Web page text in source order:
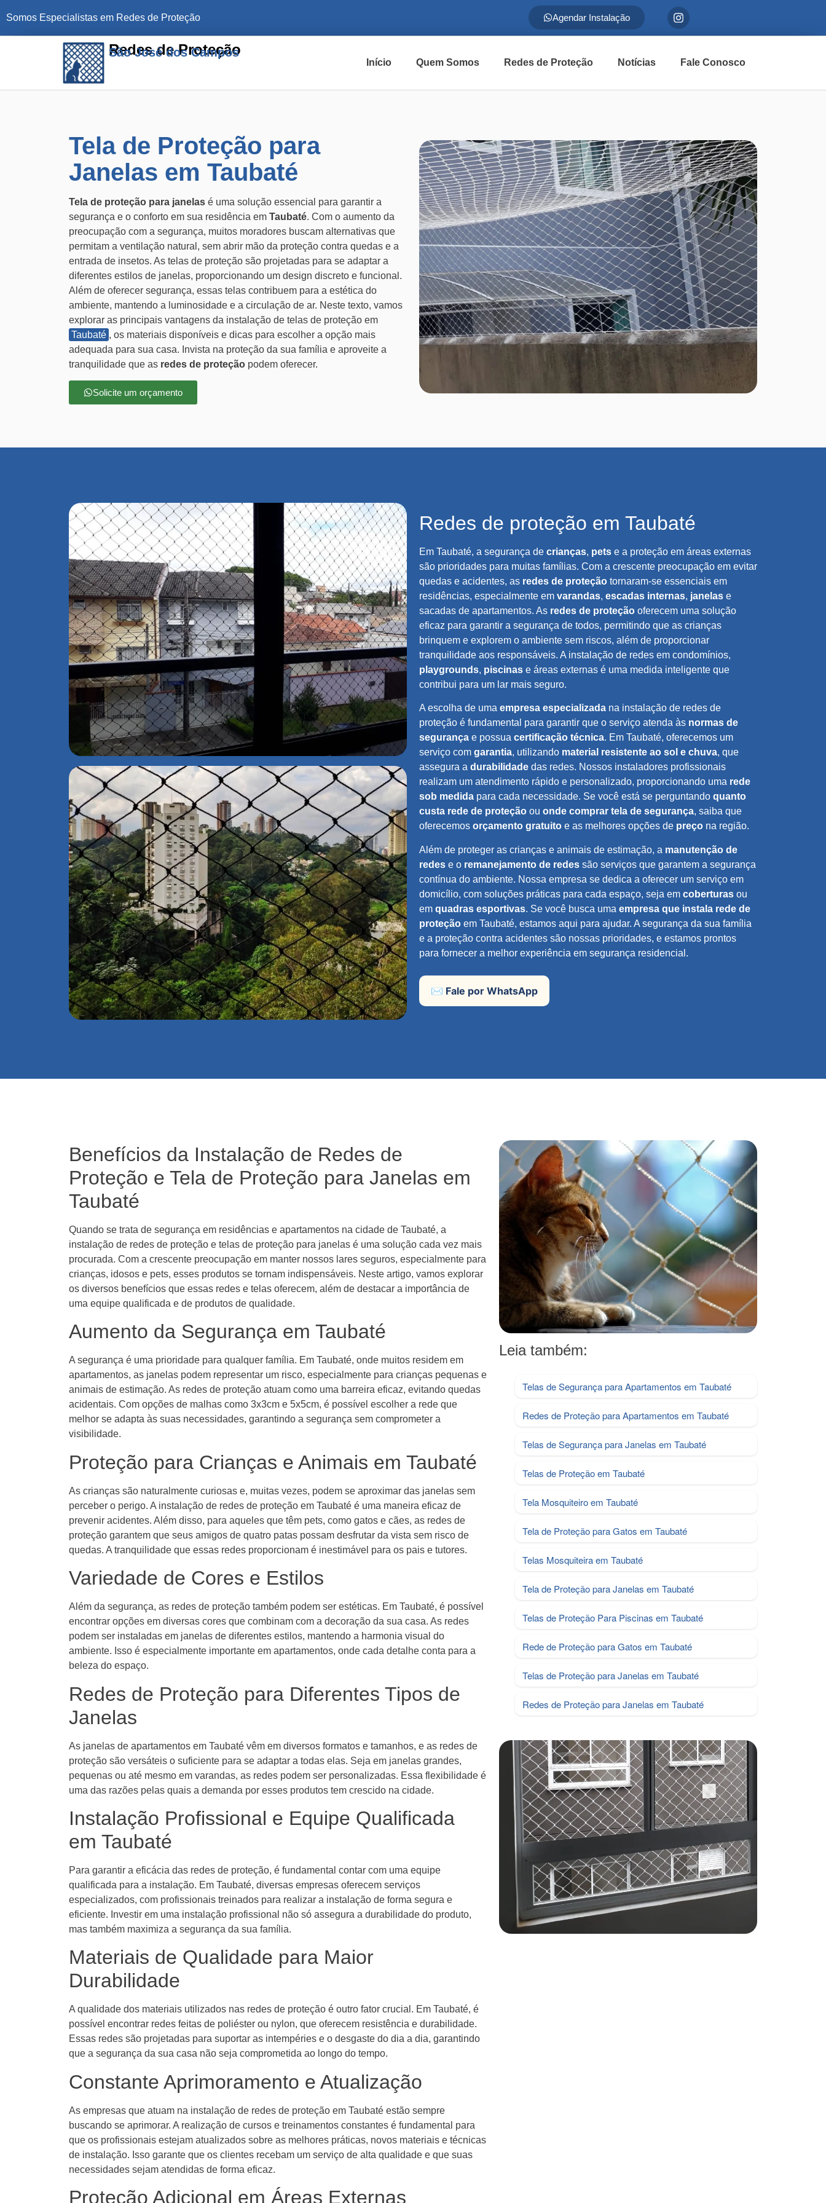
Somos Especialistas em Redes de Proteção Agendar Instalação
Redes de Proteção
São José dos Campos
Início Quem Somos Redes de Proteção Notícias Fale Conosco
Tela de Proteção para
Janelas em Taubaté
Tela de proteção para janelas é uma solução essencial para garantir a
segurança e o conforto em sua residência em Taubaté. Com o aumento da
preocupação com a segurança, muitos moradores buscam alternativas que
permitam a ventilação natural, sem abrir mão da proteção contra quedas e a
entrada de insetos. As telas de proteção são projetadas para se adaptar a
diferentes estilos de janelas, proporcionando um design discreto e funcional.
Além de oferecer segurança, essas telas contribuem para a estética do
ambiente, mantendo a luminosidade e a circulação de ar. Neste texto, vamos
explorar as principais vantagens da instalação de telas de proteção em
Taubaté , os materiais disponíveis e dicas para escolher a opção mais
adequada para sua casa. Invista na proteção da sua família e aproveite a
tranquilidade que as redes de proteção podem oferecer.
Solicite um orçamento
Redes de proteção em Taubaté
Em Taubaté, a segurança de crianças, pets e a proteção em áreas externas
são prioridades para muitas famílias. Com a crescente preocupação em evitar
quedas e acidentes, as redes de proteção tornaram-se essenciais em
residências, especialmente em varandas, escadas internas, janelas e
sacadas de apartamentos. As redes de proteção oferecem uma solução
eficaz para garantir a segurança de todos, permitindo que as crianças
brinquem e explorem o ambiente sem riscos, além de proporcionar
tranquilidade aos responsáveis. A instalação de redes em condomínios,
playgrounds, piscinas e áreas externas é uma medida inteligente que
contribui para um lar mais seguro.
A escolha de uma empresa especializada na instalação de redes de
proteção é fundamental para garantir que o serviço atenda às normas de
segurança e possua certificação técnica. Em Taubaté, oferecemos um
serviço com garantia, utilizando material resistente ao sol e chuva, que
assegura a durabilidade das redes. Nossos instaladores profissionais
realizam um atendimento rápido e personalizado, proporcionando uma rede
sob medida para cada necessidade. Se você está se perguntando quanto
custa rede de proteção ou onde comprar tela de segurança, saiba que
oferecemos orçamento gratuito e as melhores opções de preço na região.
Além de proteger as crianças e animais de estimação, a manutenção de
redes e o remanejamento de redes são serviços que garantem a segurança
contínua do ambiente. Nossa empresa se dedica a oferecer um serviço em
domicílio, com soluções práticas para cada espaço, seja em coberturas ou
em quadras esportivas. Se você busca uma empresa que instala rede de
proteção em Taubaté, estamos aqui para ajudar. A segurança da sua família
e a proteção contra acidentes são nossas prioridades, e estamos prontos
para fornecer a melhor experiência em segurança residencial.
✉️ Fale por WhatsApp
Benefícios da Instalação de Redes de
Proteção e Tela de Proteção para Janelas em
Taubaté
Quando se trata de segurança em residências e apartamentos na cidade de Taubaté, a
instalação de redes de proteção e telas de proteção para janelas é uma solução cada vez mais
procurada. Com a crescente preocupação em manter nossos lares seguros, especialmente para
crianças, idosos e pets, esses produtos se tornam indispensáveis. Neste artigo, vamos explorar
os diversos benefícios que essas redes e telas oferecem, além de destacar a importância de
uma equipe qualificada e de produtos de qualidade.
Aumento da Segurança em Taubaté
A segurança é uma prioridade para qualquer família. Em Taubaté, onde muitos residem em
apartamentos, as janelas podem representar um risco, especialmente para crianças pequenas e
animais de estimação. As redes de proteção atuam como uma barreira eficaz, evitando quedas
acidentais. Com opções de malhas como 3x3cm e 5x5cm, é possível escolher a rede que
melhor se adapta às suas necessidades, garantindo a segurança sem comprometer a
visibilidade.
Proteção para Crianças e Animais em Taubaté
As crianças são naturalmente curiosas e, muitas vezes, podem se aproximar das janelas sem
perceber o perigo. A instalação de redes de proteção em Taubaté é uma maneira eficaz de
prevenir acidentes. Além disso, para aqueles que têm pets, como gatos e cães, as redes de
proteção garantem que seus amigos de quatro patas possam desfrutar da vista sem risco de
quedas. A tranquilidade que essas redes proporcionam é inestimável para os pais e tutores.
Variedade de Cores e Estilos
Além da segurança, as redes de proteção também podem ser estéticas. Em Taubaté, é possível
encontrar opções em diversas cores que combinam com a decoração da sua casa. As redes
podem ser instaladas em janelas de diferentes estilos, mantendo a harmonia visual do
ambiente. Isso é especialmente importante em apartamentos, onde cada detalhe conta para a
beleza do espaço.
Redes de Proteção para Diferentes Tipos de
Janelas
As janelas de apartamentos em Taubaté vêm em diversos formatos e tamanhos, e as redes de
proteção são versáteis o suficiente para se adaptar a todas elas. Seja em janelas grandes,
pequenas ou até mesmo em varandas, as redes podem ser personalizadas. Essa flexibilidade é
uma das razões pelas quais a demanda por esses produtos tem crescido na cidade.
Instalação Profissional e Equipe Qualificada
em Taubaté
Para garantir a eficácia das redes de proteção, é fundamental contar com uma equipe
qualificada para a instalação. Em Taubaté, diversas empresas oferecem serviços
especializados, com profissionais treinados para realizar a instalação de forma segura e
eficiente. Investir em uma instalação profissional não só assegura a durabilidade do produto,
mas também maximiza a segurança da sua família.
Materiais de Qualidade para Maior
Durabilidade
A qualidade dos materiais utilizados nas redes de proteção é outro fator crucial. Em Taubaté, é
possível encontrar redes feitas de poliéster ou nylon, que oferecem resistência e durabilidade.
Essas redes são projetadas para suportar as intempéries e o desgaste do dia a dia, garantindo
que a segurança da sua casa não seja comprometida ao longo do tempo.
Constante Aprimoramento e Atualização
As empresas que atuam na instalação de redes de proteção em Taubaté estão sempre
buscando se aprimorar. A realização de cursos e treinamentos constantes é fundamental para
que os profissionais estejam atualizados sobre as melhores práticas, novos materiais e técnicas
de instalação. Isso garante que os clientes recebam um serviço de alta qualidade e que suas
necessidades sejam atendidas de forma eficaz.
Proteção Adicional em Áreas Externas
Leia também:
Telas de Segurança para Apartamentos em Taubaté
Redes de Proteção para Apartamentos em Taubaté
Telas de Segurança para Janelas em Taubaté
Telas de Proteção em Taubaté
Tela Mosquiteiro em Taubaté
Tela de Proteção para Gatos em Taubaté
Telas Mosquiteira em Taubaté
Tela de Proteção para Janelas em Taubaté
Telas de Proteção Para Piscinas em Taubaté
Rede de Proteção para Gatos em Taubaté
Telas de Proteção para Janelas em Taubaté
Redes de Proteção para Janelas em Taubaté